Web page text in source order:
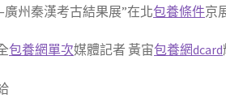
州秦漢考古結果展”在北包養條件京
包養網單次媒體記者 黃宙包養網dcard